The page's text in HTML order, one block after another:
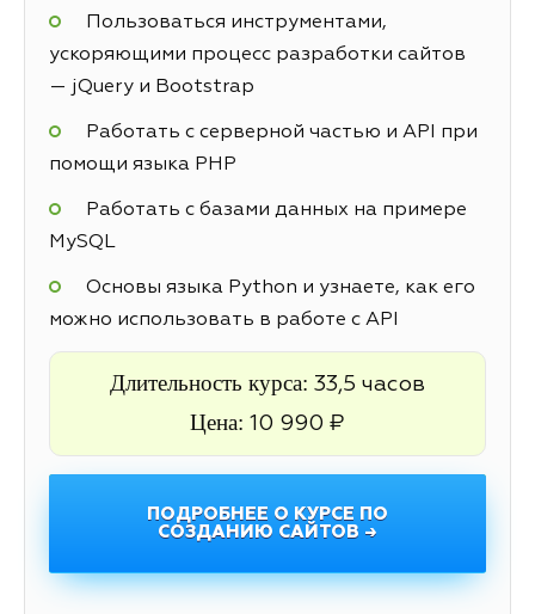
Пользоваться инструментами,
ускоряющими процесс разработки сайтов
— jQuery и Bootstrap
Работать с серверной частью и API при
помощи языка PHP
Работать с базами данных на примере
MySQL
Основы языка Python и узнаете, как его
можно использовать в работе с API
Длительность курса: 33,5 часов
Цена: 10 990 ₽
ПОДРОБНЕЕ О КУРСЕ ПО
СОЗДАНИЮ САЙТОВ →